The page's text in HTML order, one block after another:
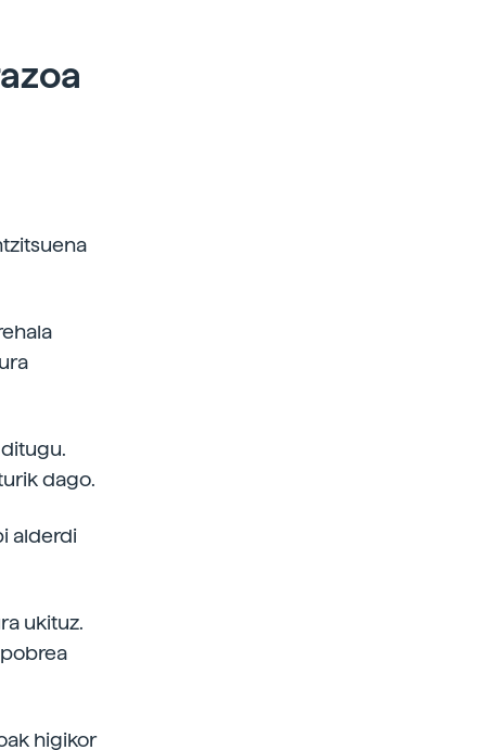
dago.
alderdi
ukituz.
higikor